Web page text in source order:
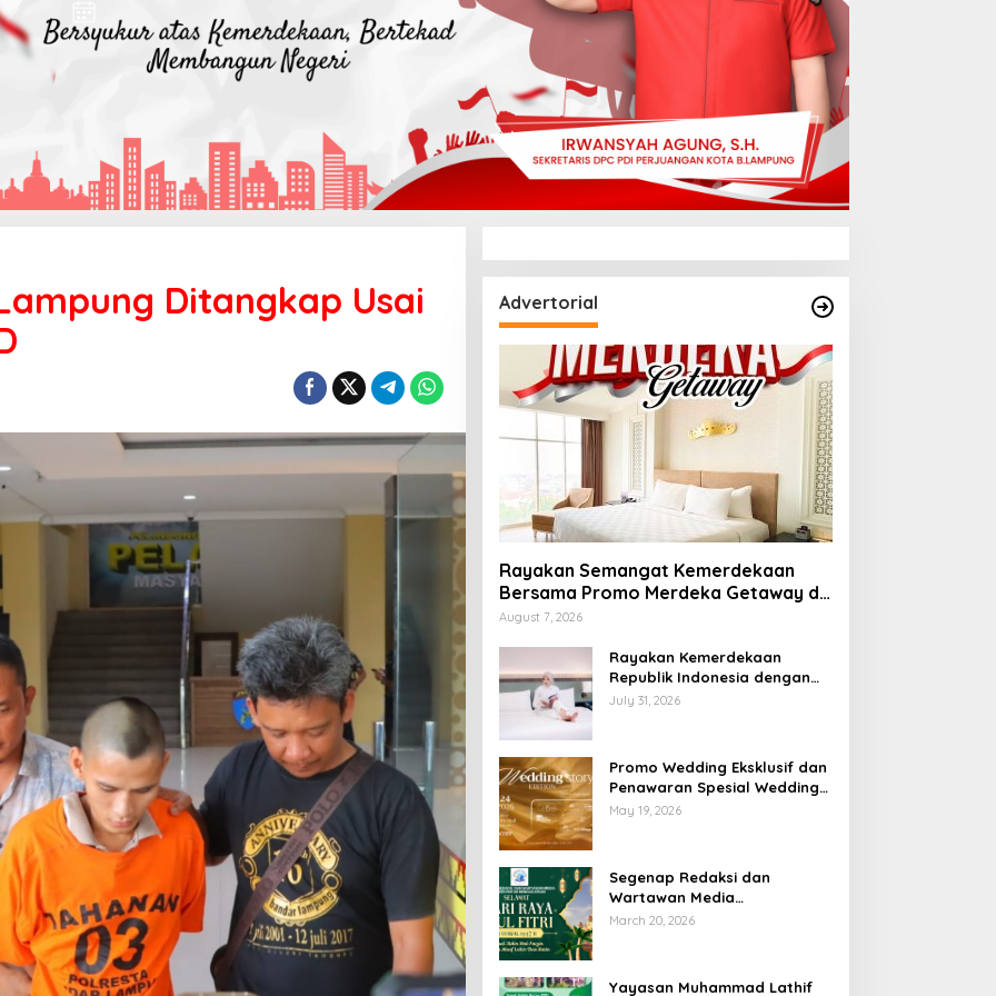
Ditangkap Usai
Advertorial
Rayakan Semangat Kemerdekaan
Bersama Promo Merdeka Getaway di
Swiss-Belhotel Lampung
August 7, 2026
Rayakan Kemerdekaan
Republik Indonesia dengan
Penawaran Spesial Freedom
July 31, 2026
Promo Wedding Eksklusif dan
Penawaran Spesial Wedding
Story Edition 2026 di Swiss-
May 19, 2026
Segenap Redaksi dan
Wartawan Media
Sumberpintar Mengucapkan
March 20, 2026
Yayasan Muhammad Lathif